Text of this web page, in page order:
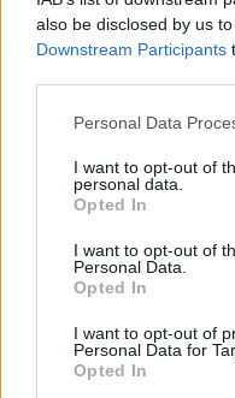
also be disclosed by us
Downstream Participants
Personal Data
I want to opt-out of
personal data.
Opted In
I want to opt-out of
Personal Data.
Opted In
I want to opt-out of
Personal Data for
Opted In
πανό και
του στρατού και
χούντας. Νέες
Ένας από αυτούς
στρατιωτικός, με
Η υποχώρηση των
σηματοδοτεί μια
ΗΠΑ έχει αρχίσει
να ελέγξει και να
να αποτρέψει τη